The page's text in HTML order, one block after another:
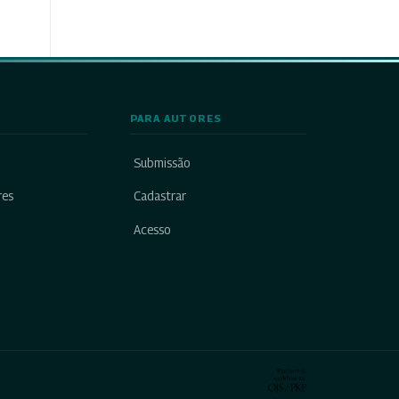
PARA AUTORES
Submissão
Cadastrar
Acesso